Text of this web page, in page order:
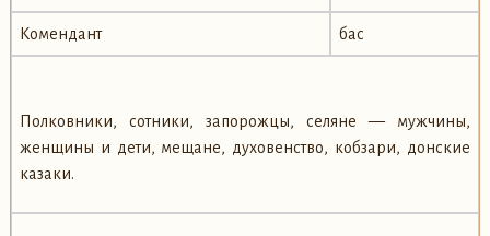
Комендант бас
Полковники, сотники, запорожцы, селяне — мужчины,
женщины и дети, мещане, духовенство, кобзари, донские
казаки.